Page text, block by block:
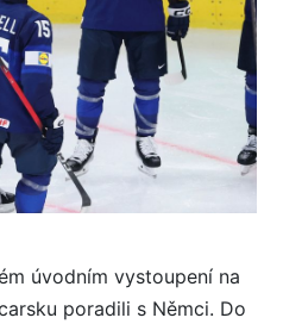
úvodním vystoupení na
poradili s Němci. Do